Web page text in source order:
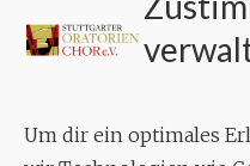
Um dir ein optimales